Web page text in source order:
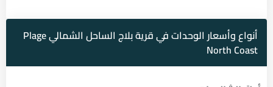
أنواع وأسعار الوحدات في قرية بلاج الساحل الشمالي Plage
North Coast